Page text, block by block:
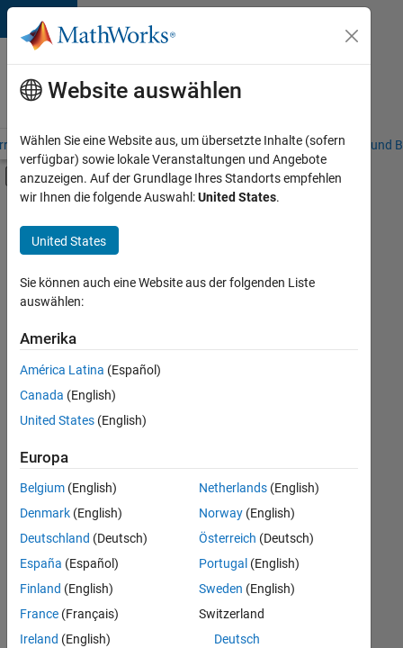
Weiter zum Inhalt
Karriere
bei
MathWorks
– Übersicht Stellensuche Niederlassungen Studierende und
Umschaltung für Off-Canvas-
Hauptinhalt
Praktika
Information Technology
Commercial Sales
Customer Support
Education Sales
Business Model Team
Legal
Büro- und Verwaltungsdienste
+7
Derzeit
es
keine
offenen
Stellen,
Ihren
Suchkriterien
entsprechen.
können
die
Suchkriterien
weiter
fassen
oder
Website auswählen
Wählen Sie eine Website aus, um übersetzte Inhalte (sofern
verfügbar) sowie lokale Veranstaltungen und Angebote
anzuzeigen. Auf der Grundlage Ihres Standorts empfehlen
wir Ihnen die folgende Auswahl:United States.
United States
Sie können auch eine Website aus der folgenden Liste
auswählen:
Amerika
América Latina (Español)
Canada (English)
United States (English)
Europa
Belgium (English)
Denmark (English)
Deutschland (Deutsch)
España (Español)
Finland (English)
France (Français)
Ireland (English)
Netherlands(English)
Norway(English)
Österreich (Deutsch)
Portugal (English)
Sweden (English)
Switzerland
Deutsch